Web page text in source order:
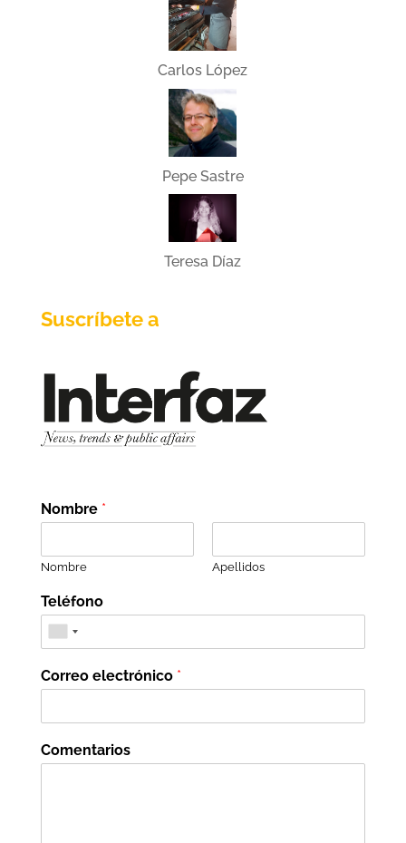
Carlos López
Pepe Sastre
Teresa Díaz
Suscríbete a
Nombre *
Nombre Apellidos
Teléfono
Correo electrónico *
Comentarios